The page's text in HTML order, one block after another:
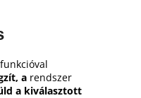
a rendszer
a kiválasztott